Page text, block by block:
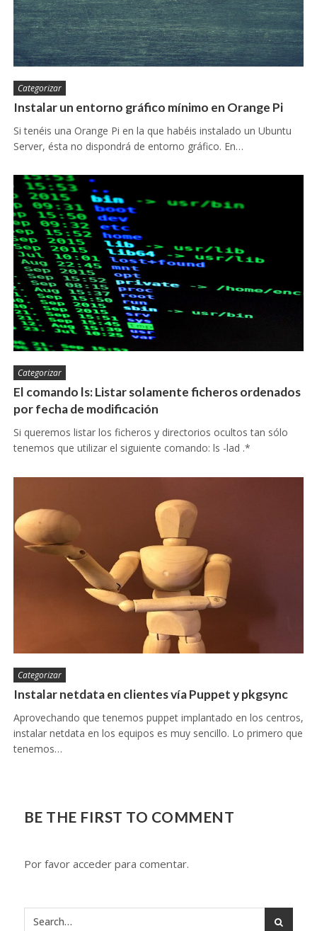
Categorizar
Instalar un entorno gráfico mínimo en Orange Pi
Si tenéis una Orange Pi en la que habéis instalado un Ubuntu
Server, ésta no dispondrá de entorno gráfico. En…
Categorizar
El comando ls: Listar solamente ficheros ordenados
por fecha de modificación
Si queremos listar los ficheros y directorios ocultos tan sólo
tenemos que utilizar el siguiente comando: ls -lad .*
Categorizar
Instalar netdata en clientes vía Puppet y pkgsync
Aprovechando que tenemos puppet implantado en los centros,
instalar netdata en los equipos es muy sencillo. Lo primero que
tenemos…
BE THE FIRST TO COMMENT
Por favor acceder para comentar.